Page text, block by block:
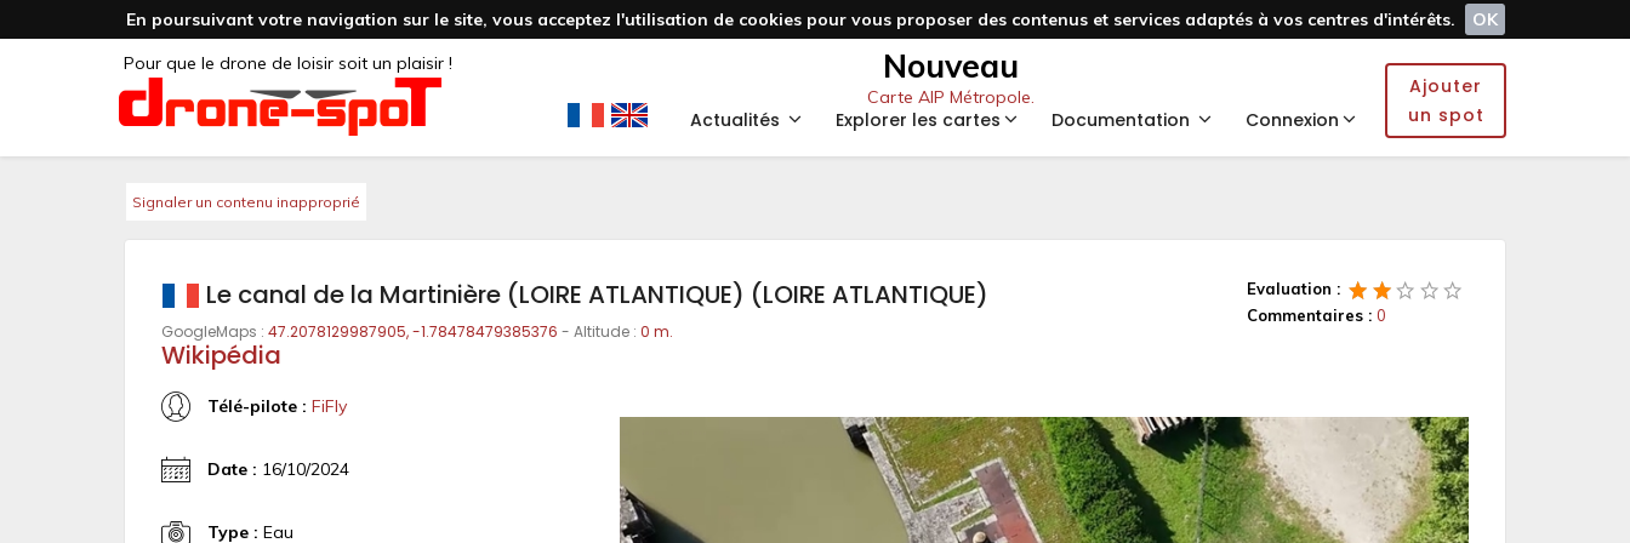
En poursuivant votre navigation sur le site, vous acceptez l'utilisation de cookies pour vous proposer des contenus et services adaptés à vos centres d'intérêts.
OK
Pour que le drone de loisir soit un plaisir !
Nouveau
Carte AIP Métropole.
Actualités Explorer les cartes Documentation Connexion
Ajouter
un spot
Signaler un contenu inapproprié
Evaluation :
Commentaires : 0
Le canal de la Martinière (LOIRE ATLANTIQUE) (LOIRE ATLANTIQUE)
GoogleMaps : 47.2078129987905, -1.78478479385376 - Altitude : 0 m.
Wikipédia
Télé-pilote : FiFly
Date : 16/10/2024
Type : Eau